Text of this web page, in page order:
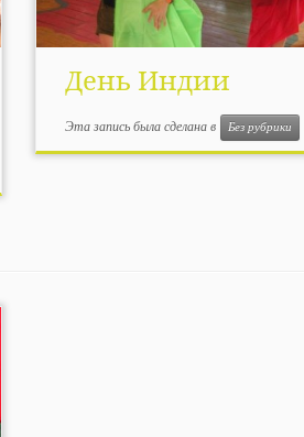
День Индии
Эта запись была сделана в Без рубрики